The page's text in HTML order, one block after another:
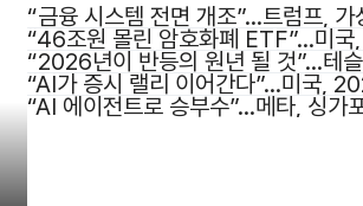
“금융 시스템 전면 개조”...트럼프,
“46조원 몰린 암호화폐 ETF”…미국
“2026년이 반등의 원년 될 것”…테
“AI가 증시 랠리 이어간다”…미국,
“AI 에이전트로 승부수”…메타, 싱가